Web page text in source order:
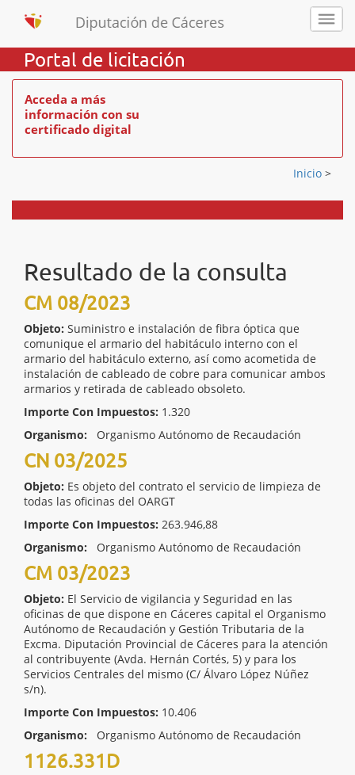
Portal de licitación
Acceda a más
información con su
certificado digital
Inicio >
Resultado de la consulta
CM 08/2023
Objeto: Suministro e instalación de fibra óptica que
comunique el armario del habitáculo interno con el
armario del habitáculo externo, así como acometida de
instalación de cableado de cobre para comunicar ambos
armarios y retirada de cableado obsoleto.
Importe Con Impuestos: 1.320
Organismo:
Organismo Autónomo de Recaudación
CN 03/2025
Objeto: Es objeto del contrato el servicio de limpieza de
todas las oficinas del OARGT
Importe Con Impuestos: 263.946,88
Organismo:
Organismo Autónomo de Recaudación
CM 03/2023
Objeto: El Servicio de vigilancia y Seguridad en las
oficinas de que dispone en Cáceres capital el Organismo
Autónomo de Recaudación y Gestión Tributaria de la
Excma. Diputación Provincial de Cáceres para la atención
al contribuyente (Avda. Hernán Cortés, 5) y para los
Servicios Centrales del mismo (C/ Álvaro López Núñez
s/n).
Importe Con Impuestos: 10.406
Organismo:
Organismo Autónomo de Recaudación
1126.331D